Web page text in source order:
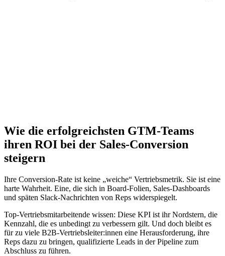
Wie die erfolgreichsten GTM-Teams
ihren ROI bei der Sales-Conversion
steigern
Ihre Conversion-Rate ist keine „weiche“ Vertriebsmetrik. Sie ist eine
harte Wahrheit. Eine, die sich in Board-Folien, Sales-Dashboards
und späten Slack-Nachrichten von Reps widerspiegelt.
Top-Vertriebsmitarbeitende wissen: Diese KPI ist ihr Nordstern, die
Kennzahl, die es unbedingt zu verbessern gilt. Und doch bleibt es
für zu viele B2B-Vertriebsleiter:innen eine Herausforderung, ihre
Reps dazu zu bringen, qualifizierte Leads in der Pipeline zum
Abschluss zu führen.